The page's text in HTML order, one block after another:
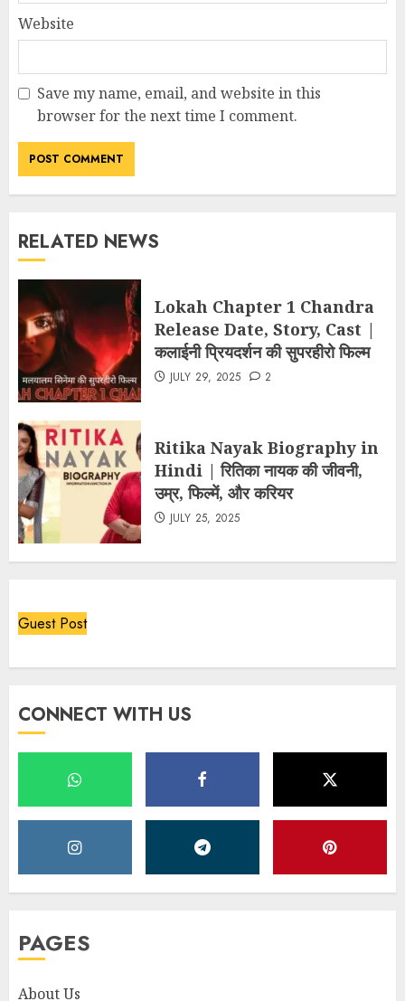
Website
Save my name, email, and website in this
browser for the next time I comment.
RELATED NEWS
Lokah Chapter 1 Chandra
Release Date, Story, Cast |
कलाईनी प्रियदर्शन की सुपरहीरो फिल्म
JULY 29, 2025 2
Ritika Nayak Biography in
Hindi | रितिका नायक की जीवनी,
उम्र, फिल्में, और करियर
JULY 25, 2025
Guest Post
CONNECT WITH US
PAGES
About Us